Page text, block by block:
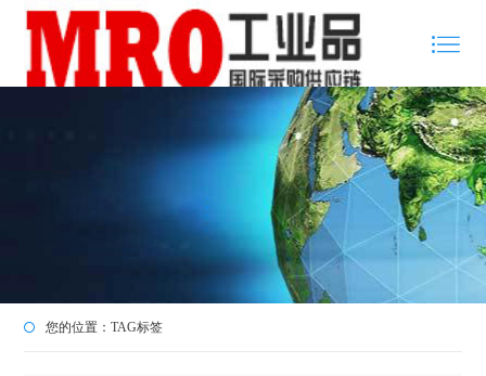
您的位置：TAG标签